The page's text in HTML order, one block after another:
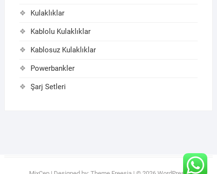
Kulaklıklar
Kablolu Kulaklıklar
Kablosuz Kulaklıklar
Powerbankler
Şarj Setleri